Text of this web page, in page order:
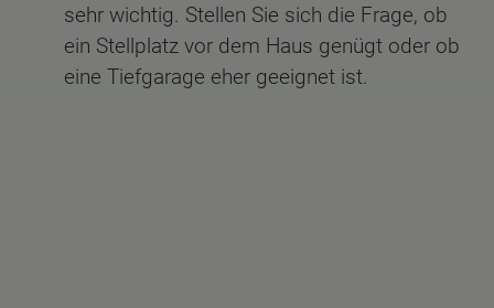
sehr wichtig. Stellen Sie sich die Frage, ob
ein Stellplatz vor dem Haus genügt oder ob
eine Tiefgarage eher geeignet ist.